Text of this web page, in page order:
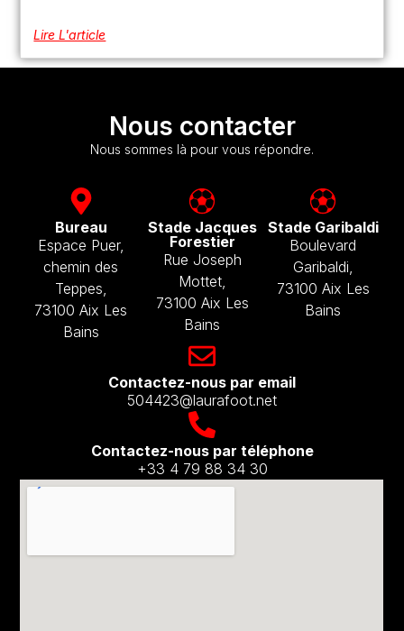
Lire L'article
Nous contacter
Nous sommes là pour vous répondre.
Bureau
Espace Puer,
chemin des
Teppes,
73100 Aix Les
Bains
Stade Jacques
Forestier
Rue Joseph
Mottet,
73100 Aix Les
Bains
Stade Garibaldi
Boulevard
Garibaldi,
73100 Aix Les
Bains
Contactez-nous par email​
504423@laurafoot.net
Contactez-nous par téléphone
+33 4 79 88 34 30